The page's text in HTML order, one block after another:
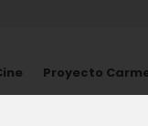
Proyecto